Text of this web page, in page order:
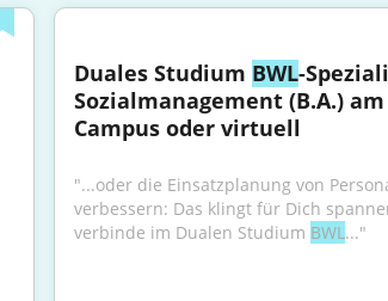
Duales Studium BWL-
Sozialmanagement (B.A.) am
Campus oder virtuell
"...oder die Einsatzplanung von
verbessern: Das klingt für Dich
verbinde im Dualen Studium BWL..."